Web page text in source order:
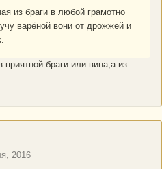
из браги в любой грамотно
варёной вони от дрожжей и
браги или вина,а из
2016